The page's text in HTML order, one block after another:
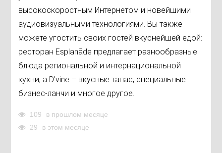
высокоскоростным Интернетом и новейшими
аудиовизуальными технологиями. Вы также
можете угостить своих гостей вкуснейшей едой:
ресторан Esplanāde предлагает разнообразные
блюда региональной и интернациональной
кухни, а D’vine – вкусные тапас, специальные
бизнес-ланчи и многое другое.
109
в прошлом месяце
29
в этом месяце